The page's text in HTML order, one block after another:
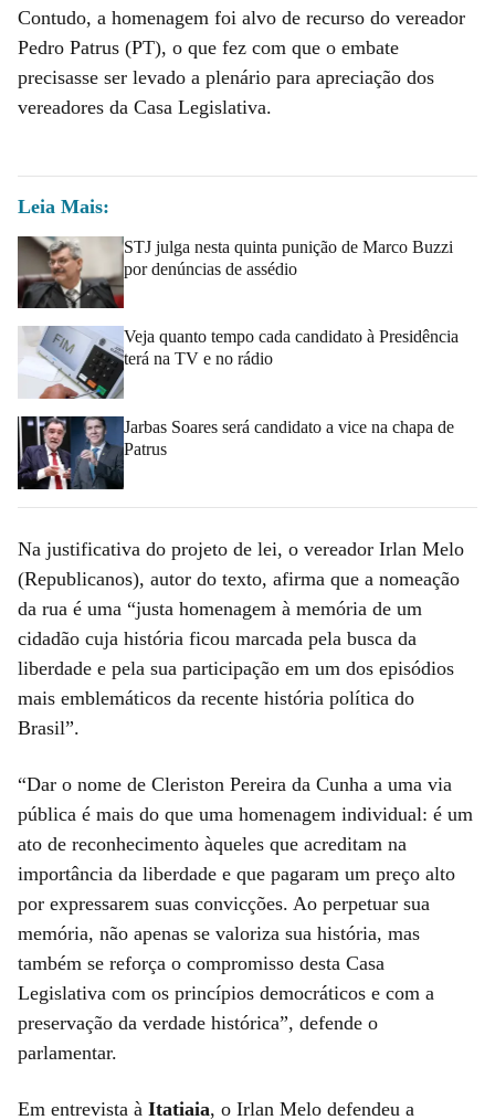
Contudo, a homenagem foi alvo de recurso do vereador
Pedro Patrus (PT), o que fez com que o embate
precisasse ser levado a plenário para apreciação dos
vereadores da Casa Legislativa.
Leia Mais:
STJ julga nesta quinta punição de Marco Buzzi
por denúncias de assédio
Veja quanto tempo cada candidato à Presidência
terá na TV e no rádio
Jarbas Soares será candidato a vice na chapa de
Patrus
Na justificativa do projeto de lei, o vereador Irlan Melo
(Republicanos), autor do texto, afirma que a nomeação
da rua é uma “justa homenagem à memória de um
cidadão cuja história ficou marcada pela busca da
liberdade e pela sua participação em um dos episódios
mais emblemáticos da recente história política do
Brasil”.
“Dar o nome de Cleriston Pereira da Cunha a uma via
pública é mais do que uma homenagem individual: é um
ato de reconhecimento àqueles que acreditam na
importância da liberdade e que pagaram um preço alto
por expressarem suas convicções. Ao perpetuar sua
memória, não apenas se valoriza sua história, mas
também se reforça o compromisso desta Casa
Legislativa com os princípios democráticos e com a
preservação da verdade histórica”, defende o
parlamentar.
Em entrevista à Itatiaia, o Irlan Melo defendeu a